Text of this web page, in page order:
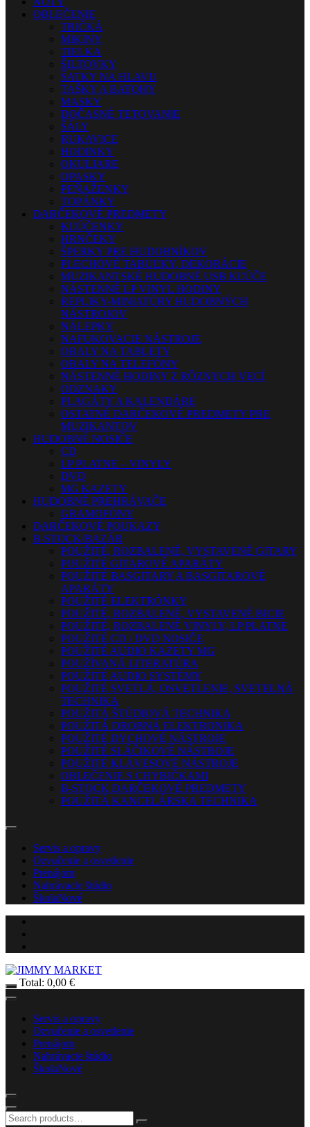
OBLEČENIE
TRIČKÁ
MIKINY
TIELKA
ŠILTOVKY
ŠATKY NA HLAVU
TAŠKY A BATOHY
MASKY
DOČASNÉ TETOVANIE
ŠÁLY
RUKAVICE
HODINKY
OKULIARE
OPASKY
PEŇAŽENKY
TOPÁNKY
DARČEKOVÉ PREDMETY
KĽÚČENKY
HRNČEKY
ŠPERKY PRE HUDOBNÍKOV
PLECHOVÉ TABUĽKY, DEKORÁCIE
MUZIKANTSKÉ HUDOBNÉ USB KĽÚČE
NÁSTENNÉ LP VINYL HODINY
REPLIKY-MINIATÚRY HUDOBNÝCH
NÁSTROJOV
NÁLEPKY
NAFUKOVACIE NÁSTROJE
OBALY NA TABLETY
OBALY NA TELEFÓNY
NÁSTENNÉ HODINY Z RÔZNYCH VECÍ
ODZNAKY
PLAGÁTY A KALENDÁRE
OSTATNÉ DARČEKOVÉ PREDMETY PRE
MUZIKANTOV
HUDOBNÉ NOSIČE
CD
LP PLATNE – VINYLY
DVD
MG KAZETY
HUDOBNÉ PREHRÁVAČE
GRAMOFÓNY
DARČEKOVÉ POUKAZY
B-STOCK/BAZÁR
POUŽITÉ, ROZBALENÉ, VYSTAVENÉ GITARY
POUŽITÉ GITAROVÉ APARÁTY
POUŽITÉ BASGITARY A BASGITAROVÉ
APARÁTY
POUŽITÉ ELEKTRÓNKY
POUŽITÉ, ROZBALENÉ, VYSTAVENÉ BICIE
POUŽITÉ, ROZBALENÉ VINYLY, LP PLATNE
POUŽITÉ CD / DVD NOSIČE
POUŽITÉ AUDIO KAZETY MG
POUŽÍVANÁ LITERATÚRA
POUŽITÉ AUDIO SYSTÉMY
POUŽITÉ SVETLÁ, OSVETLENIE, SVETELNÁ
TECHNIKA
POUŽITÁ ŠTÚDIOVÁ TECHNIKA
POUŽITÁ DROBNÁ ELEKTRONIKA
POUŽITÉ DYCHOVÉ NÁSTROJE
POUŽITÉ SLÁČIKOVÉ NÁSTROJE
POUŽITÉ KLÁVESOVÉ NÁSTROJE
OBLEČENIE S CHYBIČKAMI
B-STOCK DARČEKOVÉ PREDMETY
POUŽITÁ KANCELÁRSKA TECHNIKA
Servis a opravy
Ozvučenie a osvetlenie
Prenájom
Nahrávacie štúdio
ŠkolaNové
Total: 0,00 €
Servis a opravy
Ozvučenie a osvetlenie
Prenájom
Nahrávacie štúdio
ŠkolaNové